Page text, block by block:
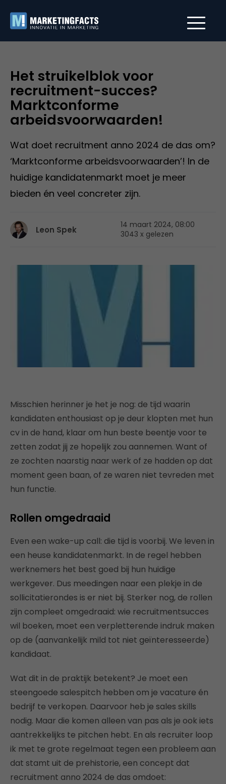
Het struikelblok voor
recruitment-succes?
Marktconforme
arbeidsvoorwaarden!
Wat doet recruitment anno 2024 de das om?
‘Marktconforme arbeidsvoorwaarden’! In de
huidige kandidatenmarkt moet je meer
bieden én veel concreter zijn.
Leon Spek
14 maart 2024, 08:00
3043 x gelezen
Misschien herinner je het je nog: de tijd waarin
kandidaten enthousiast op je deur klopten met hun
cv in de hand, klaar om hun beste beentje voor te
zetten zodat jij ze hopelijk zou aannemen. Want of
ze zochten naarstig naar werk of ze hadden op dat
moment geen baan, of ze waren niet tevreden met
hun functie.
Rollen omgedraaid
Even een wake-up call: die tijd is voorbij. We leven in
een heuse kandidatenmarkt. In de regel hebben
werknemers het best goed bij hun huidige
werkgever. Dus meedingen naar een plekje in de
sollicitatierondes is er niet bij. Sterker nog, de rollen
zijn compleet omgedraaid: wie recruitmentsucces
wil boeken, moet een verpletterende indruk maken
op de (aanvankelijk mild tot niet geïnteresseerde)
kandidaat.
Wat dit in de praktijk betekent? Je moet een
steengoede salespitch hebben om je vacature én
bedrijf te verkopen. Daarvoor heb je sales skills
nodig. Maar die komen alleen van pas als je ook iets
aantrekkelijks te pitchen hebt. En als recruiter loop
ik met te grote regelmaat tegen een probleem aan
dat stamt uit de prehistorie, een concept dat
recruitment anno 2024 de das omdoet: